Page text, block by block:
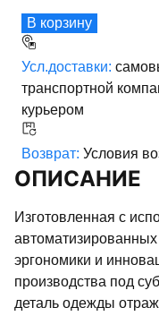
В корзину
Усл.доставки:
транспортной
курьером
Возврат: Условия
ОПИСАНИЕ
Изготовленная с
эргономики и
производства под
деталь одежды